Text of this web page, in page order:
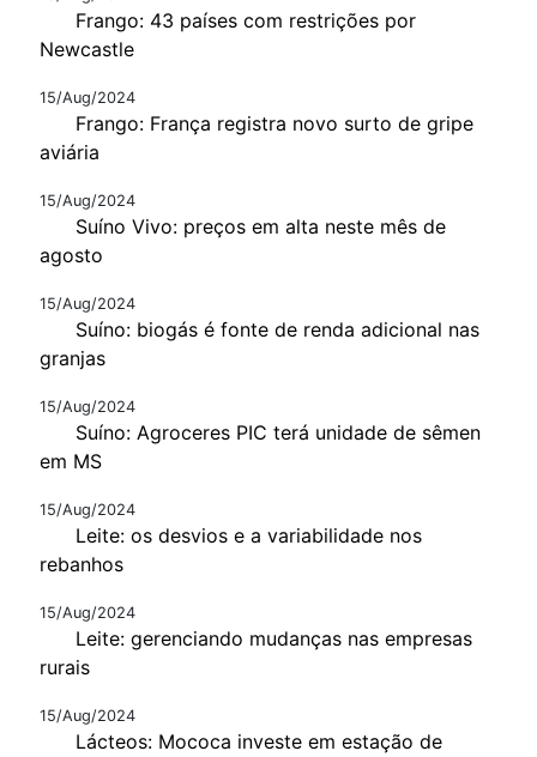
Frango: 43 países com restrições por
Newcastle
15/Aug/2024
Frango: França registra novo surto de gripe
aviária
15/Aug/2024
Suíno Vivo: preços em alta neste mês de
agosto
15/Aug/2024
Suíno: biogás é fonte de renda adicional nas
granjas
15/Aug/2024
Suíno: Agroceres PIC terá unidade de sêmen
em MS
15/Aug/2024
Leite: os desvios e a variabilidade nos
rebanhos
15/Aug/2024
Leite: gerenciando mudanças nas empresas
rurais
15/Aug/2024
Lácteos: Mococa investe em estação de